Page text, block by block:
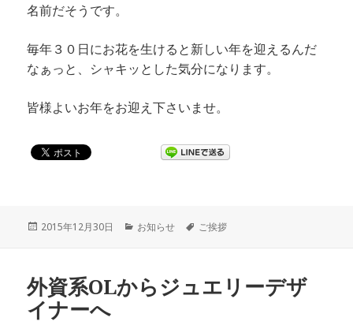
名前だそうです。
毎年３０日にお花を生けると新しい年を迎えるんだ
なぁっと、シャキッとした気分になります。
皆様よいお年をお迎え下さいませ。
投
2015年12月30日
カ
ー
お知らせ
タ
ご挨拶
外資系OLからジュエリーデザ
イナーへ